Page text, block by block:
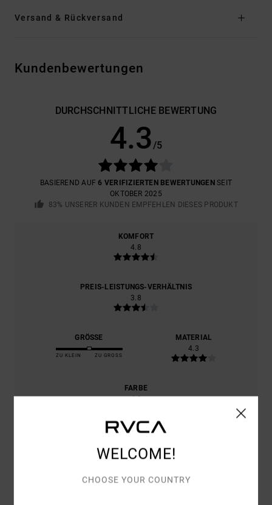
Versand & Rückversand
Kundenbewertungen
DURCHSCHNITTLICHE BEWERTUNG
4.3/5
BASIEREND AUF6 VERIFIZIERTEN BEWERTUNGEN SEIT
OKTOBER 2025
83% UNSERER KUNDEN EMPFEHLEN DIESES PRODUKT
KOMFORT
4.8
PREIS-LEISTUNGS-VERHÄLTNIS
3.8
GRÖSSE
ZU KLEIN ZU GROSS
MATERIAL
4.3
FARBE
4.8
5
WELCOME!
CHOOSE YOUR COUNTRY